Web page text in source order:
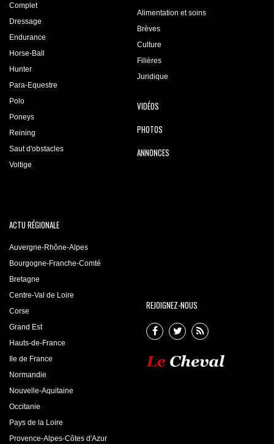
Complet
Dressage
Endurance
Horse-Ball
Hunter
Para-Equestre
Polo
Poneys
Reining
Saut d'obstacles
Voltige
Alimentation et soins
Brèves
Culture
Filières
Juridique
VIDÉOS
PHOTOS
ANNONCES
ACTU RÉGIONALE
Auvergne-Rhône-Alpes
Bourgogne-Franche-Comté
Bretagne
Centre-Val de Loire
Corse
Grand Est
Hauts-de-France
Ile de France
Normandie
Nouvelle-Aquitaine
Occitanie
Pays de la Loire
Provence-Alpes-Côtes d'Azur
REJOIGNEZ-NOUS